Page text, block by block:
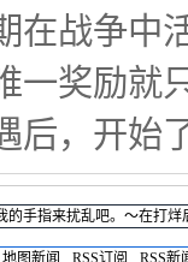
在战争
一奖励
后，开始
的手指来扰乱吧。～在打烊
地图新闻 RSS订阅 RSS新